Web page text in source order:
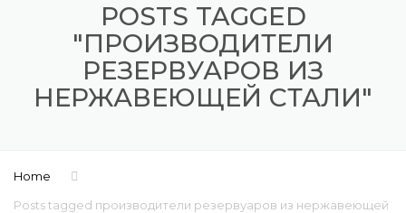
POSTS TAGGED
"ПРОИЗВОДИТЕЛИ
РЕЗЕРВУАРОВ ИЗ
НЕРЖАВЕЮЩЕЙ СТАЛИ"
Home
Posts tagged производители резервуаров из нержавеющей